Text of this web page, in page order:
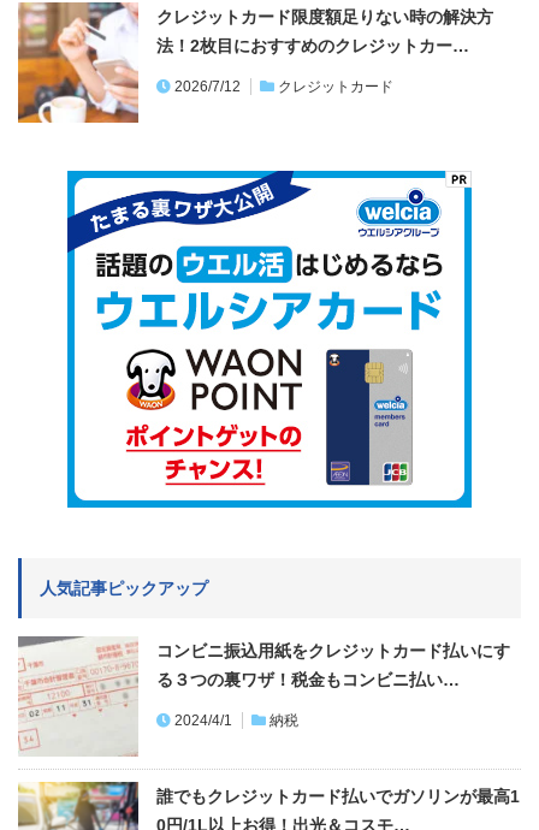
クレジットカード限度額足りない時の解決方
法！2枚目におすすめのクレジットカー…
2026/7/12 クレジットカード
人気記事ピックアップ
コンビニ振込用紙をクレジットカード払いにす
る３つの裏ワザ！税金もコンビニ払い…
2024/4/1 納税
誰でもクレジットカード払いでガソリンが最高1
0円/1L以上お得！出光＆コスモ…